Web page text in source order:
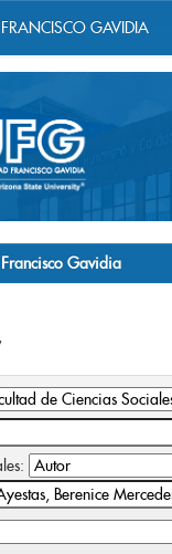
GAVIDIA
Gavidia